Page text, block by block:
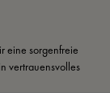
eine sorgenfreie
vertrauensvolles